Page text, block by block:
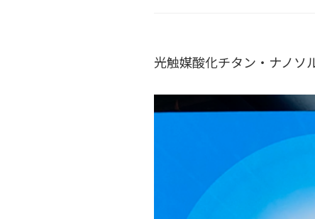
光触媒酸化チタン・ナノソ